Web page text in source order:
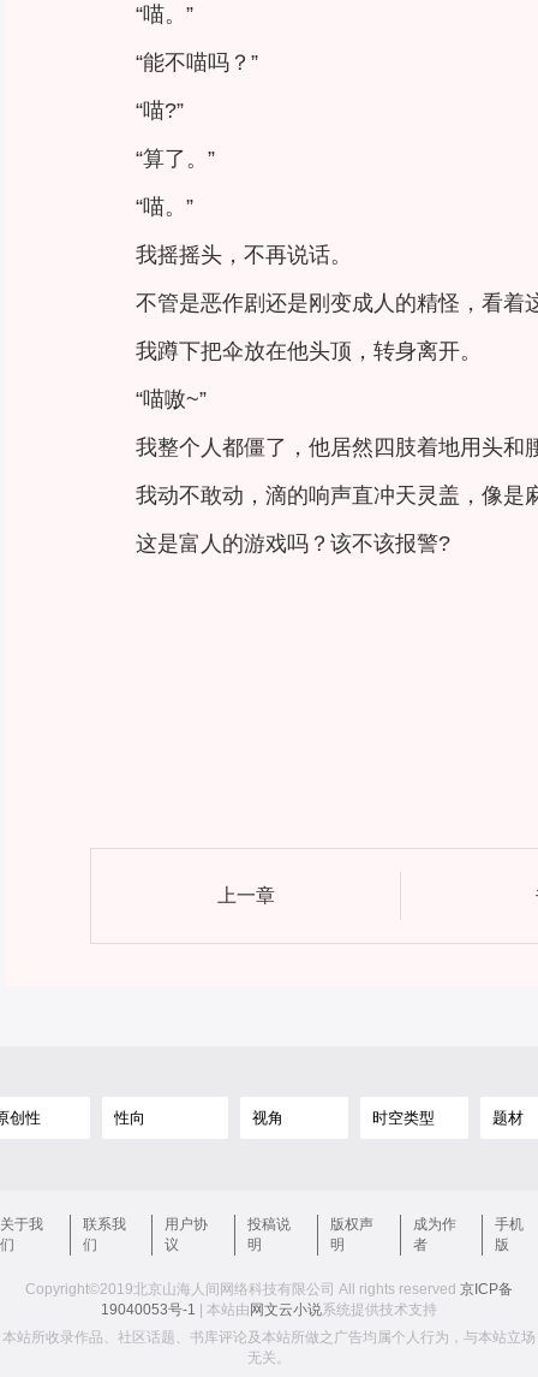
“喵。”
“能不喵吗？”
“喵?”
“算了。”
“喵。”
我摇摇头，不再说话。
不管是恶作剧还是刚变成人的精怪，看着
我蹲下把伞放在他头顶，转身离开。
“喵嗷~”
我整个人都僵了，他居然四肢着地用头和
我动不敢动，滴的响声直冲天灵盖，像是
这是富人的游戏吗？该不该报警?
上一章
关于我
们
联系我
们
用户协
议
投稿说
明
版权声
明
成为作
者
手机
版
Copyright©2019北京山海人间网络科技有限公司 All rights reserved 京ICP备
19040053号-1 | 本站由网文云小说系统提供技术支持
本站所收录作品、社区话题、书库评论及本站所做之广告均属个人行为，与本站立场
无关。